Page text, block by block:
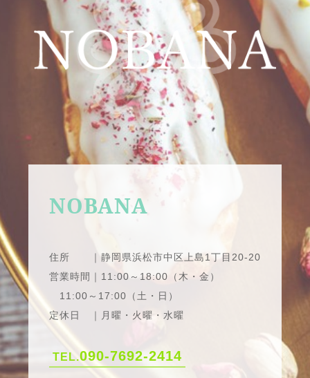
NOBANA
住所 ｜静岡県浜松市中区上島1丁目20-20
営業時間｜11:00～18:00（木・金）
11:00～17:00（土・日）
定休日 ｜月曜・火曜・水曜
TEL.090-7692-2414